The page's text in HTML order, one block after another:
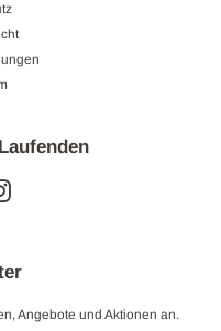
Instagram
Angebote und Aktionen an.